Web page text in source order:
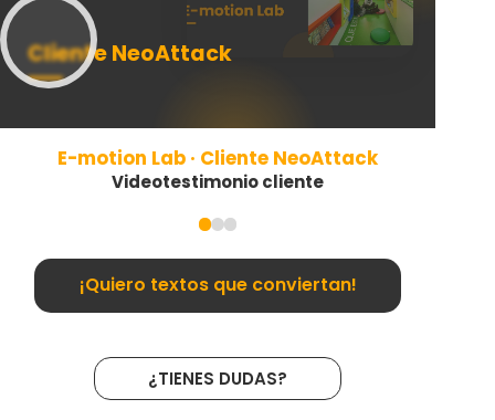
Cliente NeoAttack
E-motion Lab · Cliente NeoAttack
Videotestimonio cliente
¡Quiero textos que conviertan!
¿TIENES DUDAS?